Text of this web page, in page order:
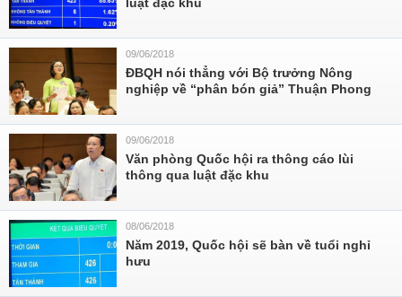
09/06/2018
ĐBQH nói thẳng với Bộ trưởng Nông
nghiệp về “phân bón giả” Thuận Phong
09/06/2018
Văn phòng Quốc hội ra thông cáo lùi
thông qua luật đặc khu
08/06/2018
Năm 2019, Quốc hội sẽ bàn về tuổi nghỉ
hưu